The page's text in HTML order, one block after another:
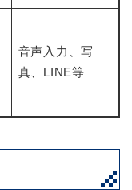
音声入力、写
真、LINE等